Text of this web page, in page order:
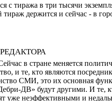
с тиража в три тысячи
тираж держится и сейчас - в
в стране меняется
и те, кто являются
СМИ, это их основная
ДВ» будут другими. И те,
уже неэффективными и